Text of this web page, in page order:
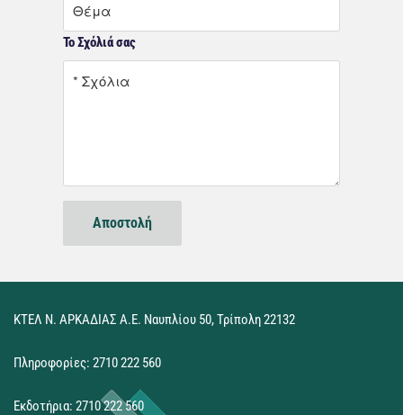
Το Σχόλιά σας
ΚΤΕΛ Ν. ΑΡΚΑΔΙΑΣ Α.Ε. Ναυπλίου 50, Τρίπολη 22132
Πληροφορίες: 2710 222 560
Εκδοτήρια: 2710 222 560